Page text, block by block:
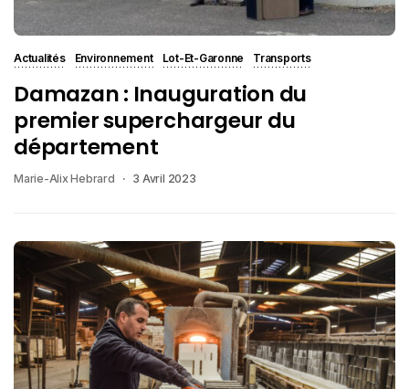
Actualités Environnement Lot-Et-Garonne Transports
Damazan : Inauguration du
premier superchargeur du
département
Marie-Alix Hebrard 3 Avril 2023